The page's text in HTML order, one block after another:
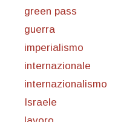
green pass
guerra
imperialismo
internazionale
internazionalismo
Israele